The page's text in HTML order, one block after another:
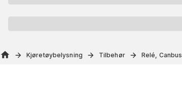
Kjøretøybelysning Tilbehør Relé,